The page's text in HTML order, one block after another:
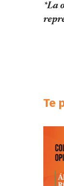
*La
Te